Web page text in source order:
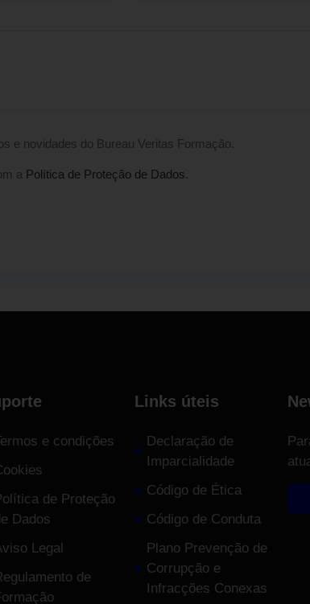
e novidades do Bureau Veritas Formação.
a Política de Proteção de Dados.
e condições
de Proteção
Dados
Legal
de
Links úteis
Declaração de
Imparcialidade
Código de Ética
Código de Conduta
Plano Prevenção de
Corrupção e
Infracções Conexas